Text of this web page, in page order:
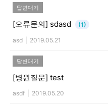
답변대기
[오류문의] sdasd (1)
asd 2019.05.21
답변대기
[병원질문] test
asdf 2019.05.20